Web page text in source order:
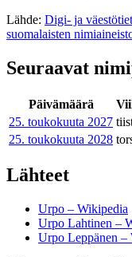
Lähde: Digi- ja
suomalaisten
Seuraavat
Päivämäärä
25. toukokuuta 2027
25. toukokuuta 2028
Lähteet
Urpo – Wikipedia
Urpo Lahtinen –
Urpo Leppänen –